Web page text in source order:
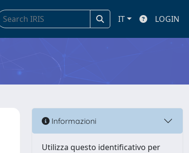
IT LOGIN
Informazioni
Utilizza questo identificativo per